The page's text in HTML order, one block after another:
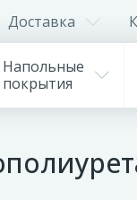
Доставка
Напольные
покрытия